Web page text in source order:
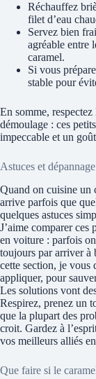
Réchauffez
filet d’eau
Servez bien
agréable entre
caramel.
Si vous
stable pour
En somme,
démoulage : ces
impeccable et un
Astuces et dépannage
Quand on cuisine un
arrive parfois que
quelques astuces
J’aime comparer ces
en voiture : parfois
toujours par arriver à
cette section, je vous
appliquer, pour
Les solutions vont
Respirez, prenez un
que la plupart des
croit. Gardez à
vos meilleurs alliés
Que faire si le